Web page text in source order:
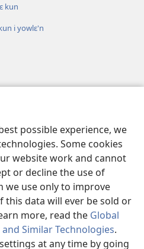
possible experience, we
Some cookies
website work and cannot
or decline the use of
we use only to improve
this data will ever be sold or
more, read the Global
Similar Technologies.
at any time by going
kun
i yowlɛ'n
Watchtower™
and Tract Society of Pennsylvania.